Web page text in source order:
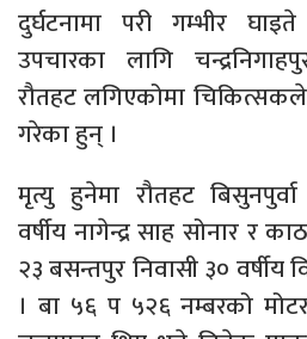
दुर्घटनामा परी गम्भीर
उपचारका लागि
रौतहट लगिएकोमा
गरेका हुन् ।
मृत्यु हुनेमा रौतहट
वर्षीय नागेन्द्र साह सोनार र
२३ बसन्तपुर निवासी ३०
। बा ५६ प ५२६ नम्बरको